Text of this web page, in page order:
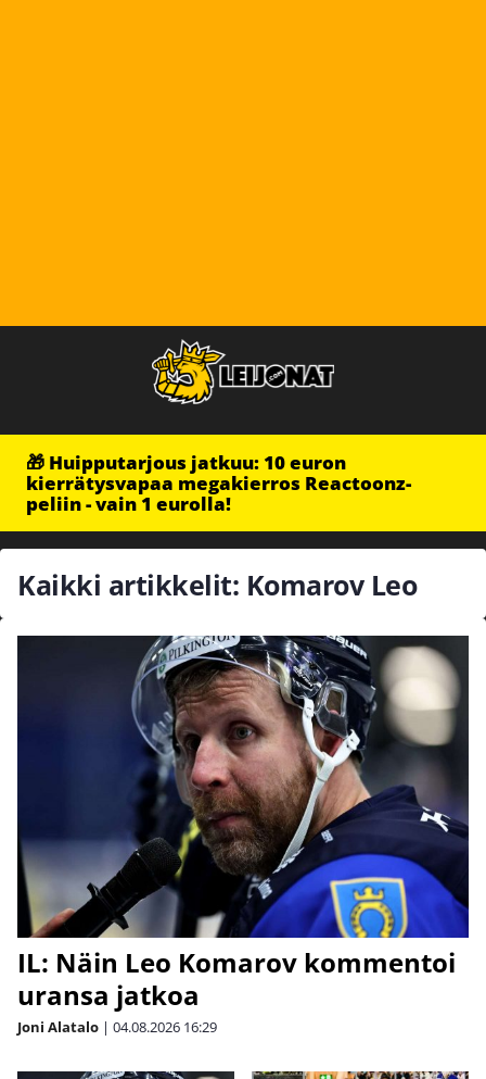
🎁 Huipputarjous jatkuu: 10 euron
kierrätysvapaa megakierros Reactoonz-
peliin - vain 1 eurolla!
Kaikki artikkelit: Komarov Leo
IL: Näin Leo Komarov kommentoi
uransa jatkoa
Joni Alatalo | 04.08.2026 16:29